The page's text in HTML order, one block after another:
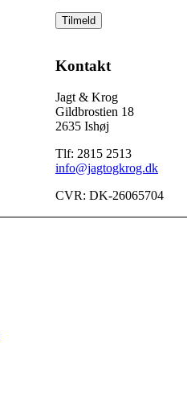
Kontakt
Jagt & Krog
Gildbrostien 18
2635 Ishøj
Tlf: 2815 2513
info@jagtogkrog.dk
CVR: DK-26065704